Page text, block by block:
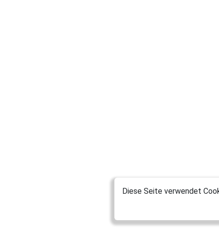
Diese Seite verwendet